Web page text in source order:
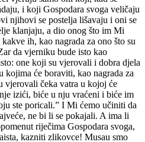
i koji Gospodara svoga veličaju
njihovi se postelja lišavaju i oni se
klanjaju, a dio onog što im Mi
ih, kao nagrada za ono što su
da vjerniku bude isto kao
one koji su vjerovali i dobra djela
kojima će boraviti, kao nagrada za
vjerovali čeka vatra u kojoj će
izići, biće u nju vraćeni i biće im
ste poricali.” I Mi ćemo učiniti da
ne bi li se pokajali. A ima li
riječima Gospodara svoga,
kazniti zlikovce! Musau smo